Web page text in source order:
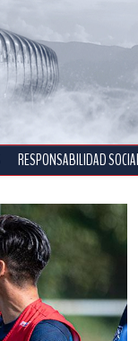
RESPONSABILIDAD